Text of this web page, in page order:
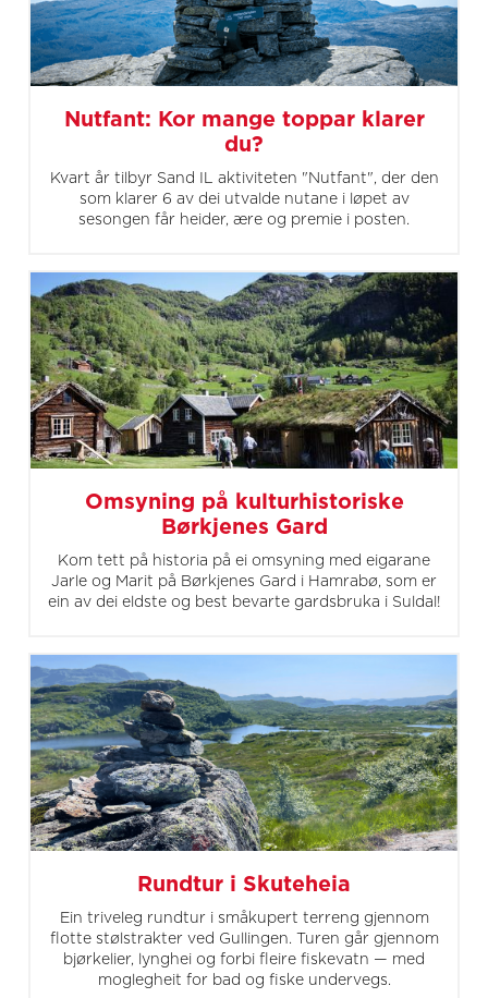
Nutfant: Kor mange toppar klarer
du?
Kvart år tilbyr Sand IL aktiviteten "Nutfant", der den
som klarer 6 av dei utvalde nutane i løpet av
sesongen får heider, ære og premie i posten.
Omsyning på kulturhistoriske
Børkjenes Gard
Kom tett på historia på ei omsyning med eigarane
Jarle og Marit på Børkjenes Gard i Hamrabø, som er
ein av dei eldste og best bevarte gardsbruka i Suldal!
Rundtur i Skuteheia
Ein triveleg rundtur i småkupert terreng gjennom
flotte stølstrakter ved Gullingen. Turen går gjennom
bjørkelier, lynghei og forbi fleire fiskevatn — med
moglegheit for bad og fiske undervegs.